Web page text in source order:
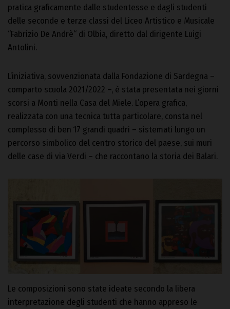
pratica graficamente dalle studentesse e dagli studenti
delle seconde e terze classi del Liceo Artistico e Musicale
“Fabrizio De Andrè“ di Olbia, diretto dal dirigente Luigi
Antolini.
L’iniziativa, sovvenzionata dalla Fondazione di Sardegna –
comparto scuola 2021/2022 –, è stata presentata nei giorni
scorsi a Monti nella Casa del Miele. L’opera grafica,
realizzata con una tecnica tutta particolare, consta nel
complesso di ben 17 grandi quadri – sistemati lungo un
percorso simbolico del centro storico del paese, sui muri
delle case di via Verdi – che raccontano la storia dei Balari.
Le composizioni sono state ideate secondo la libera
interpretazione degli studenti che hanno appreso le